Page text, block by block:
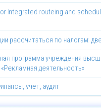
Integrated routeing and
рассчитаться по налогам:
программа учреждения
деятельность»
учет, аудит